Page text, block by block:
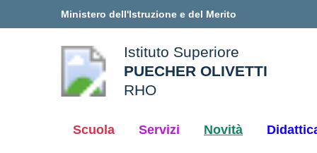
Ministero dell'Istruzione e del Merito
della scuola
Istituto Superiore
PUECHER OLIVETTI
RHO
Scuola Servizi Novità